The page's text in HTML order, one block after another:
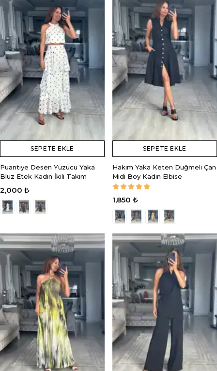
SEPETE EKLE
Puantiye Desen Yüzücü Yaka
Bluz Etek Kadın İkili Takım
2,000 ₺
SEPETE EKLE
Hakim Yaka Keten Düğmeli Çan
Midi Boy Kadın Elbise
1,850 ₺